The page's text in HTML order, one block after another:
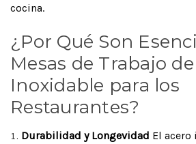
cocina.
¿Por Qué Son
Mesas de Trabajo
Inoxidable para los
Restaurantes?
Durabilidad y Longevidad El